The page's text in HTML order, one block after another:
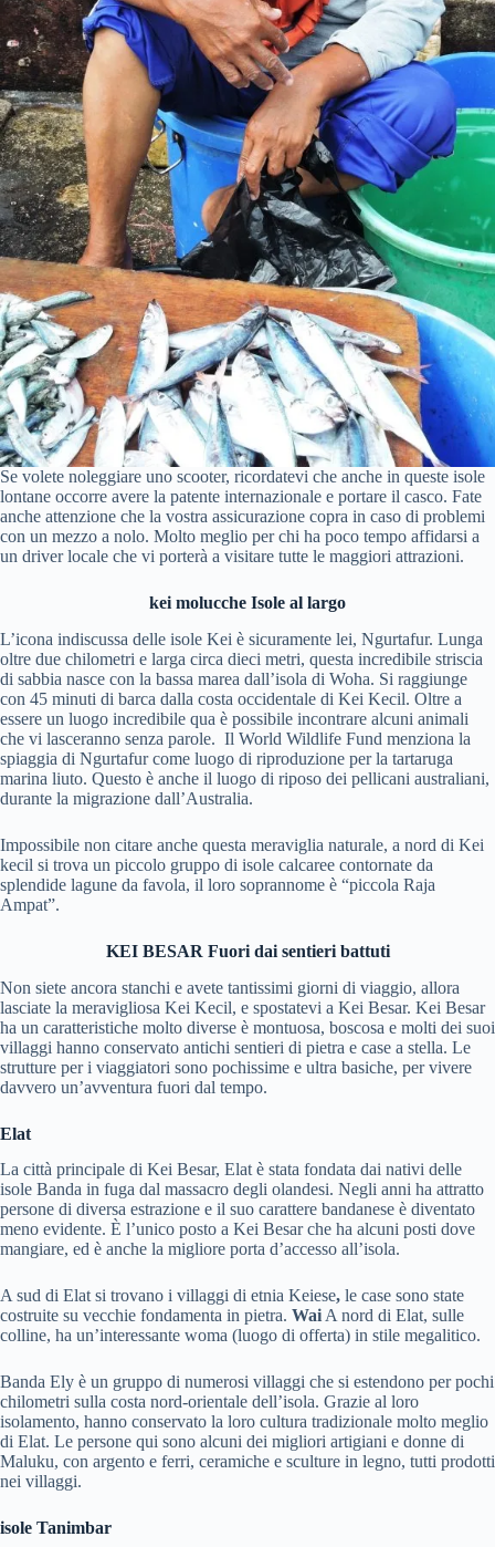
Se volete noleggiare uno scooter, ricordatevi che anche in queste isole
lontane occorre avere la patente internazionale e portare il casco. Fate
anche attenzione che la vostra assicurazione copra in caso di problemi
con un mezzo a nolo. Molto meglio per chi ha poco tempo affidarsi a
un driver locale che vi porterà a visitare tutte le maggiori attrazioni.
kei molucche Isole al largo
L’icona indiscussa delle isole Kei è sicuramente lei, Ngurtafur. Lunga
oltre due chilometri e larga circa dieci metri, questa incredibile striscia
di sabbia nasce con la bassa marea dall’isola di Woha. Si raggiunge
con 45 minuti di barca dalla costa occidentale di Kei Kecil. Oltre a
essere un luogo incredibile qua è possibile incontrare alcuni animali
che vi lasceranno senza parole. Il World Wildlife Fund menziona la
spiaggia di Ngurtafur come luogo di riproduzione per la tartaruga
marina liuto. Questo è anche il luogo di riposo dei pellicani australiani,
durante la migrazione dall’Australia.
Impossibile non citare anche questa meraviglia naturale, a nord di Kei
kecil si trova un piccolo gruppo di isole calcaree contornate da
splendide lagune da favola, il loro soprannome è “piccola Raja
Ampat”.
KEI BESAR Fuori dai sentieri battuti
Non siete ancora stanchi e avete tantissimi giorni di viaggio, allora
lasciate la meravigliosa Kei Kecil, e spostatevi a Kei Besar. Kei Besar
ha un caratteristiche molto diverse è montuosa, boscosa e molti dei suoi
villaggi hanno conservato antichi sentieri di pietra e case a stella. Le
strutture per i viaggiatori sono pochissime e ultra basiche, per vivere
davvero un’avventura fuori dal tempo.
Elat
La città principale di Kei Besar, Elat è stata fondata dai nativi delle
isole Banda in fuga dal massacro degli olandesi. Negli anni ha attratto
persone di diversa estrazione e il suo carattere bandanese è diventato
meno evidente. È l’unico posto a Kei Besar che ha alcuni posti dove
mangiare, ed è anche la migliore porta d’accesso all’isola.
A sud di Elat si trovano i villaggi di etnia Keiese, le case sono state
costruite su vecchie fondamenta in pietra. Wai A nord di Elat, sulle
colline, ha un’interessante woma (luogo di offerta) in stile megalitico.
Banda Ely è un gruppo di numerosi villaggi che si estendono per pochi
chilometri sulla costa nord-orientale dell’isola. Grazie al loro
isolamento, hanno conservato la loro cultura tradizionale molto meglio
di Elat. Le persone qui sono alcuni dei migliori artigiani e donne di
Maluku, con argento e ferri, ceramiche e sculture in legno, tutti prodotti
nei villaggi.
isole Tanimbar